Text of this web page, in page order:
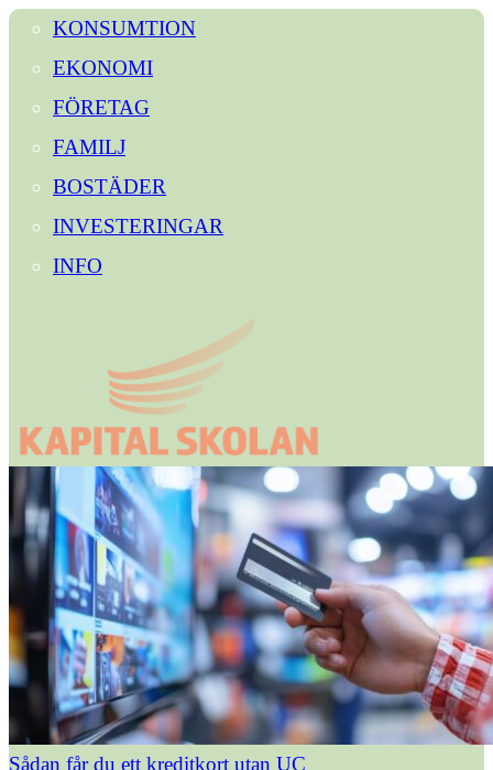
KONSUMTION
EKONOMI
FÖRETAG
FAMILJ
BOSTÄDER
INVESTERINGAR
INFO
Sådan får du ett kreditkort utan UC